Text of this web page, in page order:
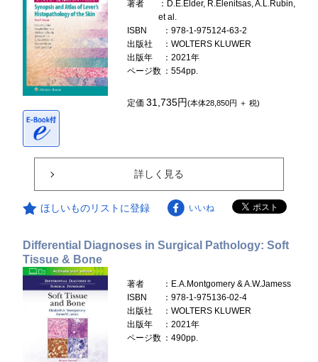
著者
：D.E.Elder, R.Elenitsas, A.L.Rubin,
et al.
ISBN
：978-1-975124-63-2
出版社
：WOLTERS KLUWER
出版年
：2021年
ページ数 ：554pp.
定価31,735円(本体28,850円 ＋ 税)
詳しく見る
ほしいものリストに登録 いいね
Differential Diagnoses in Surgical Pathology: Soft
Tissue & Bone
著者
：E.A.Montgomery & A.W.Jamess
ISBN
：978-1-975136-02-4
出版社
：WOLTERS KLUWER
出版年
：2021年
ページ数 ：490pp.